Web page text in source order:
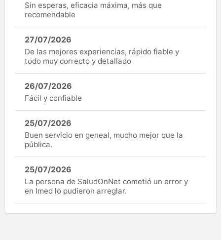
Sin esperas, eficacia máxima, más que
recomendable
27/07/2026
De las mejores experiencias, rápido fiable y
todo muy correcto y detallado
26/07/2026
Fácil y confiable
25/07/2026
Buen servicio en geneal, mucho mejor que la
pública.
25/07/2026
La persona de SaludOnNet cometió un error y
en Imed lo pudieron arreglar.